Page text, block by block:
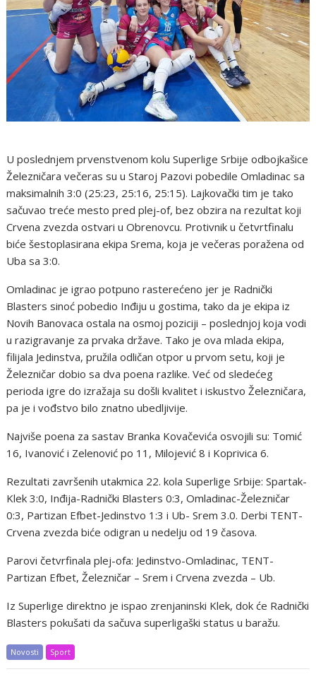
U poslednjem prvenstvenom kolu Superlige Srbije odbojkašice
Železničara večeras su u Staroj Pazovi pobedile Omladinac sa
maksimalnih 3:0 (25:23, 25:16, 25:15). Lajkovački tim je tako
sačuvao treće mesto pred plej-of, bez obzira na rezultat koji
Crvena zvezda ostvari u Obrenovcu. Protivnik u četvrtfinalu
biće šestoplasirana ekipa Srema, koja je večeras poražena od
Uba sa 3:0.
Omladinac je igrao potpuno rasterećeno jer je Radnički
Blasters sinoć pobedio Inđiju u gostima, tako da je ekipa iz
Novih Banovaca ostala na osmoj poziciji – poslednjoj koja vodi
u razigravanje za prvaka države. Tako je ova mlada ekipa,
filijala Jedinstva, pružila odličan otpor u prvom setu, koji je
Železničar dobio sa dva poena razlike. Već od sledećeg
perioda igre do izražaja su došli kvalitet i iskustvo Železničara,
pa je i vođstvo bilo znatno ubedljivije.
Najviše poena za sastav Branka Kovačevića osvojili su: Tomić
16, Ivanović i Zelenović po 11, Milojević 8 i Koprivica 6.
Rezultati završenih utakmica 22. kola Superlige Srbije: Spartak-
Klek 3:0, Inđija-Radnički Blasters 0:3, Omladinac-Železničar
0:3, Partizan Efbet-Jedinstvo 1:3 i Ub- Srem 3.0. Derbi TENT-
Crvena zvezda biće odigran u nedelju od 19 časova.
Parovi četvrfinala plej-ofa: Jedinstvo-Omladinac, TENT-
Partizan Efbet, Železničar – Srem i Crvena zvezda – Ub.
Iz Superlige direktno je ispao zrenjaninski Klek, dok će Radnički
Blasters pokušati da sačuva superligaški status u baražu.
Novosti Sport